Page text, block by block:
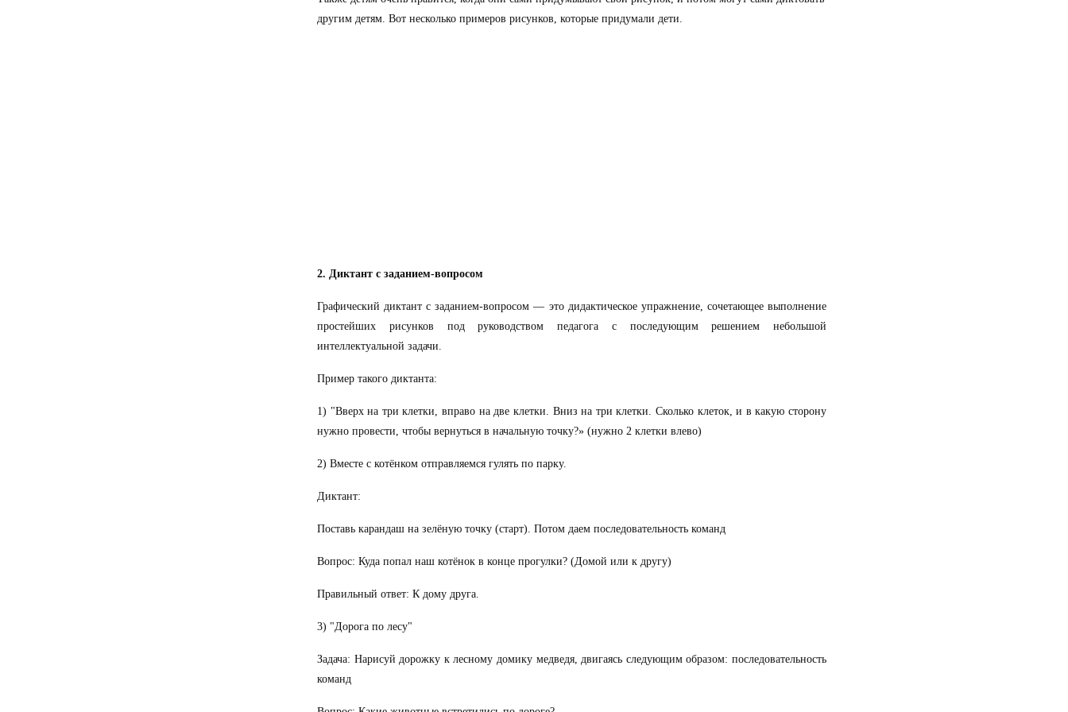
другим детям. Вот несколько примеров рисунков, которые придумали дети.
2. Диктант с заданием-вопросом
Графический диктант с заданием-вопросом — это дидактическое упражнение, сочетающее выполнение
простейших рисунков под руководством педагога с последующим решением небольшой
интеллектуальной задачи.
Пример такого диктанта:
1) "Вверх на три клетки, вправо на две клетки. Вниз на три клетки. Сколько клеток, и в какую сторону
нужно провести, чтобы вернуться в начальную точку?» (нужно 2 клетки влево)
2) Вместе с котёнком отправляемся гулять по парку.
Диктант:
Поставь карандаш на зелёную точку (старт). Потом даем последовательность команд
Вопрос: Куда попал наш котёнок в конце прогулки? (Домой или к другу)
Правильный ответ: К дому друга.
3) "Дорога по лесу"
Задача: Нарисуй дорожку к лесному домику медведя, двигаясь следующим образом: последовательность
команд